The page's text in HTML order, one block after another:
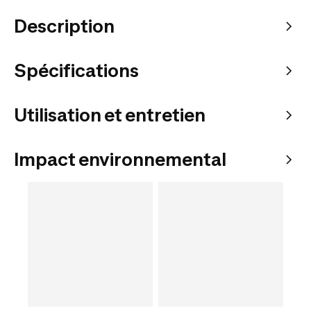
Description
Spécifications
Utilisation et entretien
Impact environnemental